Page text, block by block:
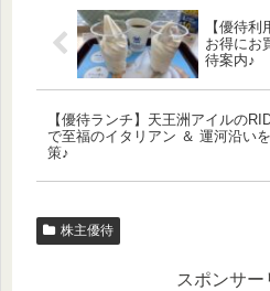
【優待
お得にお
待案内♪
【優待ランチ】天王洲アイルの
で至福のイタリアン ＆ 運河沿い
策♪
株主優待
スポンサー